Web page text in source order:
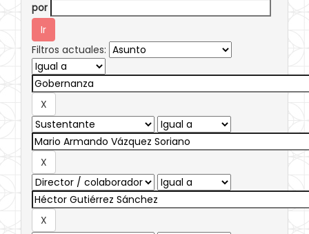
por
Filtros actuales: